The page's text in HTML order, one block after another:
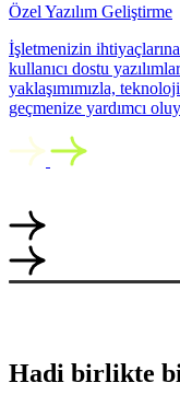
Özel Yazılım Geliştirme
İşletmenizin
kullanıcı dostu
yaklaşımımızla,
geçmenize yardımcı
Hadi birlikte